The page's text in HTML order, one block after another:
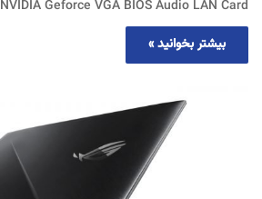
NVIDIA Geforce VGA BIOS Audio LAN Card…
بیشتر بخوانید »